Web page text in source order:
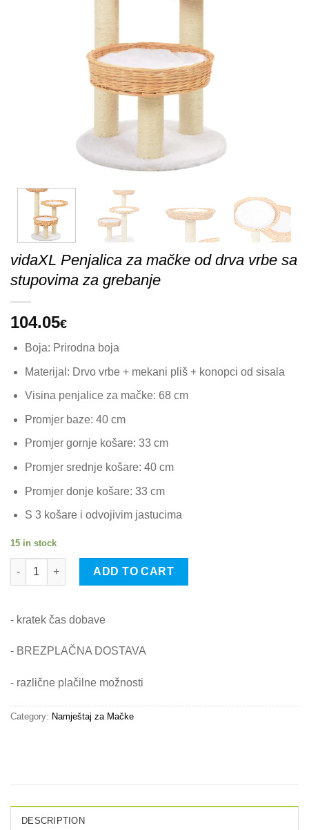
vidaXL Penjalica za mačke od drva vrbe sa
stupovima za grebanje
104.05€
Boja: Prirodna boja
Materijal: Drvo vrbe + mekani pliš + konopci od sisala
Visina penjalice za mačke: 68 cm
Promjer baze: 40 cm
Promjer gornje košare: 33 cm
Promjer srednje košare: 40 cm
Promjer donje košare: 33 cm
S 3 košare i odvojivim jastucima
15 in stock
vidaXL Penjalica za mačke od drva vrbe sa stupovima za
ADD TO CART
- kratek čas dobave
- BREZPLAČNA DOSTAVA
- različne plačilne možnosti
Category: Namještaj za Mačke
DESCRIPTION